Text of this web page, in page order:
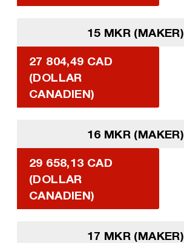
15 MKR (MAKER)
27 804,49 CAD
(DOLLAR
CANADIEN)
16 MKR (MAKER)
29 658,13 CAD
(DOLLAR
CANADIEN)
17 MKR (MAKER)